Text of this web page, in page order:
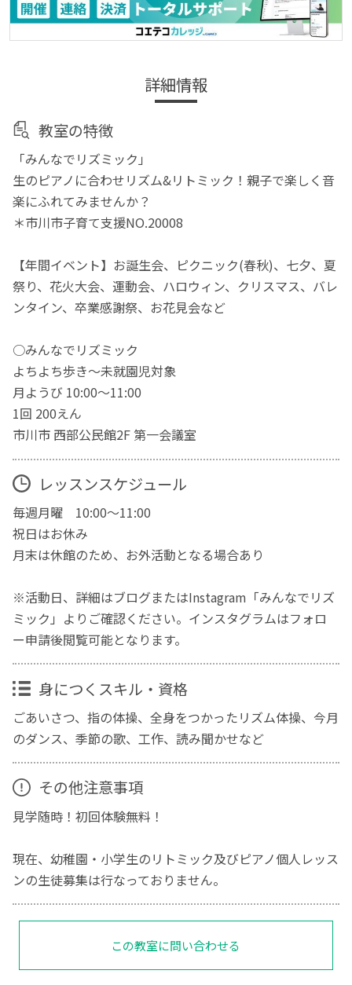
詳細情報
教室の特徴
「みんなでリズミック」
生のピアノに合わせリズム&リトミック！親子で楽しく音
楽にふれてみませんか？
＊市川市子育て支援NO.20008
【年間イベント】お誕生会、ピクニック(春秋)、七夕、夏
祭り、花火大会、運動会、ハロウィン、クリスマス、バレ
ンタイン、卒業感謝祭、お花見会など
○みんなでリズミック
よちよち歩き〜未就園児対象
月ようび 10:00〜11:00
1回 200えん
市川市 西部公民館2F 第一会議室
レッスンスケジュール
毎週月曜 10:00〜11:00
祝日はお休み
月末は休館のため、お外活動となる場合あり
※活動日、詳細はブログまたはInstagram「みんなでリズ
ミック」よりご確認ください。インスタグラムはフォロ
ー申請後閲覧可能となります。
身につくスキル・資格
ごあいさつ、指の体操、全身をつかったリズム体操、今月
のダンス、季節の歌、工作、読み聞かせなど
その他注意事項
見学随時！初回体験無料！
現在、幼稚園・小学生のリトミック及びピアノ個人レッス
ンの生徒募集は行なっておりません。
この教室に問い合わせる